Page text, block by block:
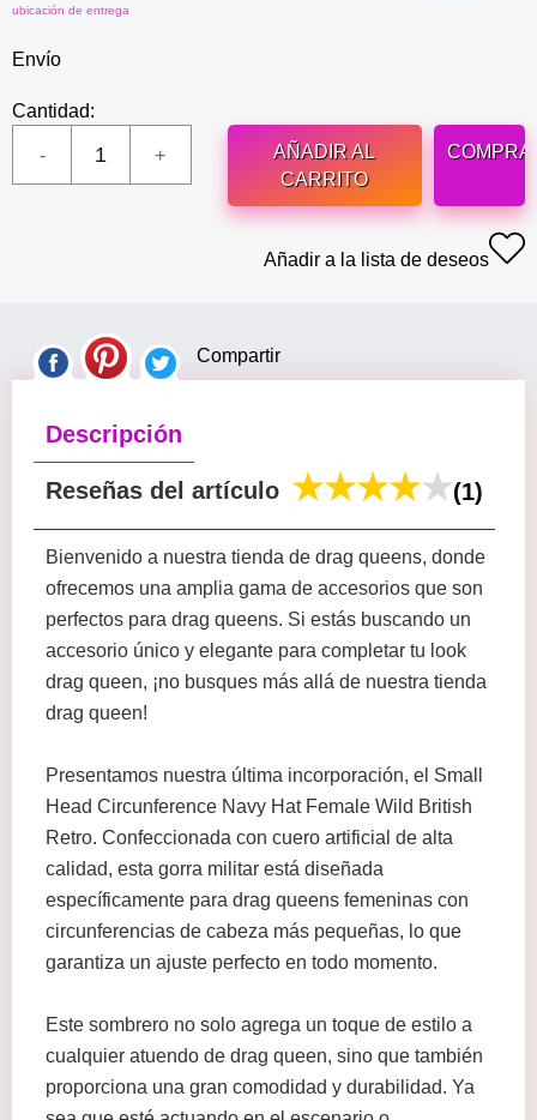
ubicación de entrega
Envío
Cantidad:
AÑADIR AL
CARRITO
Añadir a la lista de deseos
Compartir
Descripción
Reseñas del artículo (1)
Bienvenido a nuestra tienda de drag queens, donde
ofrecemos una amplia gama de accesorios que son
perfectos para drag queens. Si estás buscando un
accesorio único y elegante para completar tu look
drag queen, ¡no busques más allá de nuestra tienda
drag queen!
Presentamos nuestra última incorporación, el Small
Head Circunference Navy Hat Female Wild British
Retro. Confeccionada con cuero artificial de alta
calidad, esta gorra militar está diseñada
específicamente para drag queens femeninas con
circunferencias de cabeza más pequeñas, lo que
garantiza un ajuste perfecto en todo momento.
Este sombrero no solo agrega un toque de estilo a
cualquier atuendo de drag queen, sino que también
proporciona una gran comodidad y durabilidad. Ya